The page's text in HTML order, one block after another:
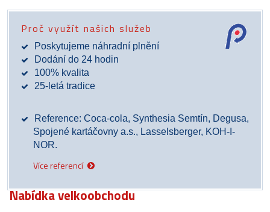
Proč využít našich služeb
Poskytujeme náhradní plnění
Dodání do 24 hodin
100% kvalita
25-letá tradice
Reference: Coca-cola, Synthesia Semtín, Degusa,
Spojené kartáčovny a.s., Lasselsberger, KOH-I-
NOR.
Více referencí
Nabídka velkoobchodu